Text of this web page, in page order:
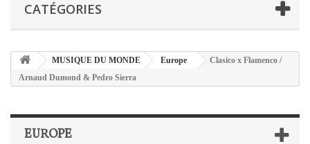
CATÉGORIES
MUSIQUE DU MONDE Europe
Clasico x Flamenco /
Arnaud Dumond & Pedro Sierra
EUROPE